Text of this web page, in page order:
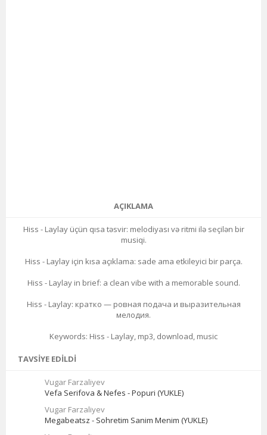
AÇIKLAMA
Hiss - Laylay üçün qısa təsvir: melodiyası və ritmi ilə seçilən bir
musiqi.
Hiss - Laylay için kısa açıklama: sade ama etkileyici bir parça.
Hiss - Laylay in brief: a clean vibe with a memorable sound.
Hiss - Laylay: кратко — ровная подача и выразительная
мелодия.
Keywords: Hiss - Laylay, mp3, download, music
TAVSIYE EDILDI
Vugar Farzaliyev
Vefa Serifova & Nefes - Popuri (YUKLE)
Vugar Farzaliyev
Megabeatsz - Sohretim Sanim Menim (YUKLE)